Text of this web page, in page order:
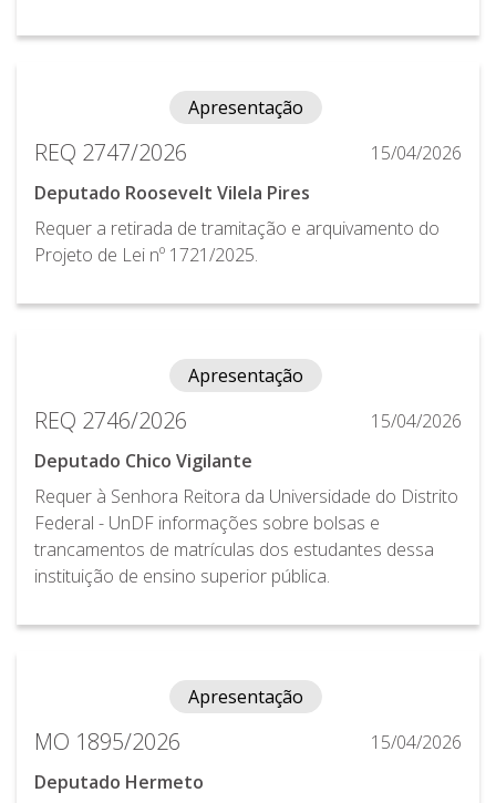
Apresentação
REQ 2747/2026
15/04/2026
Deputado Roosevelt Vilela Pires
Requer a retirada de tramitação e arquivamento do
Projeto de Lei nº 1721/2025.
Apresentação
REQ 2746/2026
15/04/2026
Deputado Chico Vigilante
Requer à Senhora Reitora da Universidade do Distrito
Federal - UnDF informações sobre bolsas e
trancamentos de matrículas dos estudantes dessa
instituição de ensino superior pública.
Apresentação
MO 1895/2026
15/04/2026
Deputado Hermeto